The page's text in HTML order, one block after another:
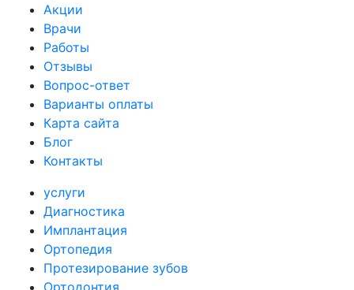
Акции
Врачи
Работы
Отзывы
Вопрос-ответ
Варианты оплаты
Карта сайта
Блог
Контакты
услуги
Диагностика
Имплантация
Ортопедия
Протезирование зубов